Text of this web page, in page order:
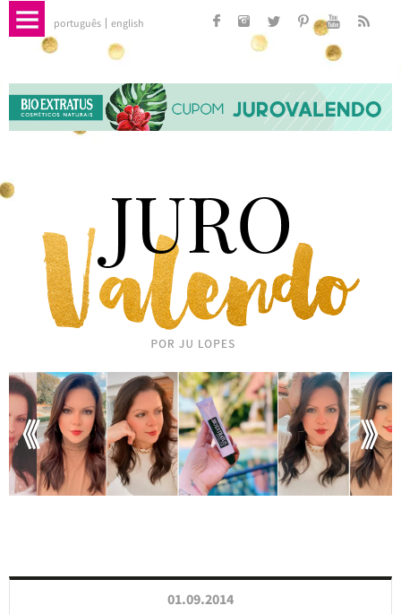
português english
01.09.2014